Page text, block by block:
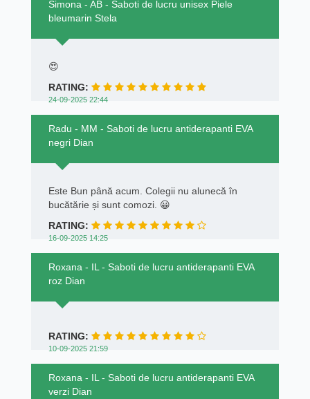
Simona - AB - Saboti de lucru unisex Piele
bleumarin Stela
😍
RATING:
24-09-2025 22:44
Radu - MM - Saboti de lucru antiderapanti EVA
negri Dian
Este Bun până acum. Colegii nu alunecă în
bucătărie și sunt comozi. 😀
RATING:
16-09-2025 14:25
Roxana - IL - Saboti de lucru antiderapanti EVA
roz Dian
RATING:
10-09-2025 21:59
Roxana - IL - Saboti de lucru antiderapanti EVA
verzi Dian